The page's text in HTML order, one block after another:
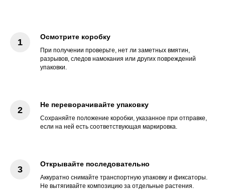
Осмотрите коробку
При получении проверьте, нет ли заметных вмятин,
разрывов, следов намокания или других повреждений
упаковки.
Не переворачивайте упаковку
Сохраняйте положение коробки, указанное при отправке,
если на ней есть соответствующая маркировка.
Открывайте последовательно
Аккуратно снимайте транспортную упаковку и фиксаторы.
Не вытягивайте композицию за отдельные растения.